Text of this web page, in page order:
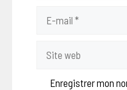
mail
web
Enregistrer mon